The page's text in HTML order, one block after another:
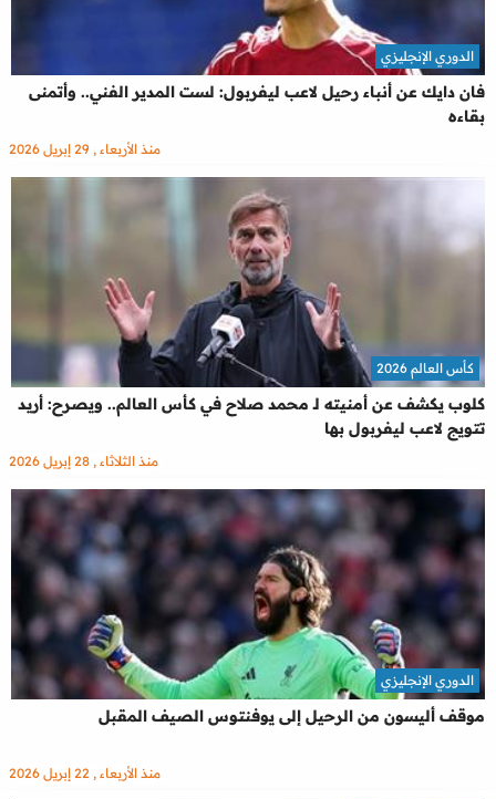
فان دايك عن أنباء رحيل لاعب ليفربول: لست المدير الفني.. وأتمنى
بقاءه
الدوري الإنجليزي
منذ الأربعاء , 29 إبريل 2026
كلوب يكشف عن أمنيته لـ محمد صلاح في كأس العالم.. ويصرح: أريد
تتويج لاعب ليفربول بها
كأس العالم 2026
منذ الثلاثاء , 28 إبريل 2026
موقف أليسون من الرحيل إلى يوفنتوس الصيف المقبل
الدوري الإنجليزي
منذ الأربعاء , 22 إبريل 2026